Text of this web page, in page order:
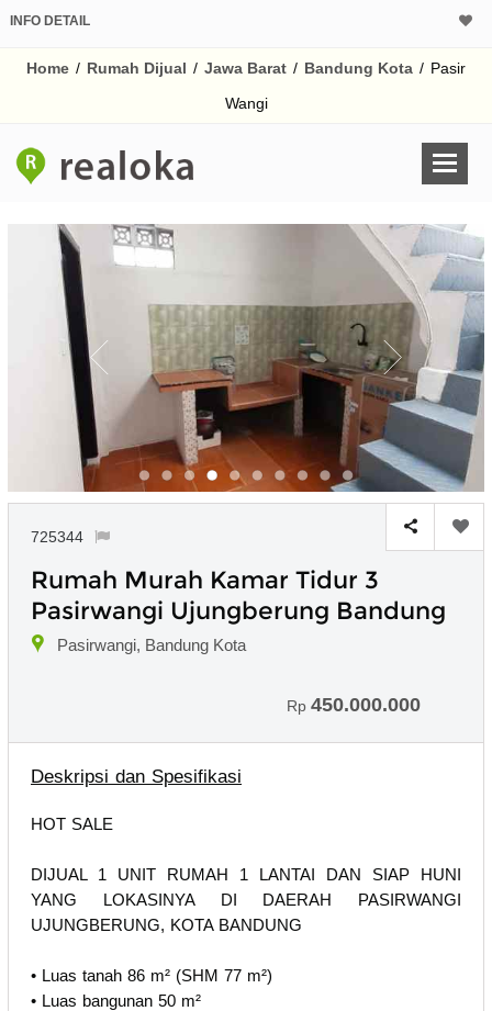
INFO DETAIL
Home / Rumah Dijual / Jawa Barat / Bandung Kota / Pasir
Wangi
725344
Rumah Murah Kamar Tidur 3
Pasirwangi Ujungberung Bandung
Pasirwangi, Bandung Kota
Rp 450.000.000
Deskripsi dan Spesifikasi
HOT SALE
DIJUAL 1 UNIT RUMAH 1 LANTAI DAN SIAP HUNI
YANG LOKASINYA DI DAERAH PASIRWANGI
UJUNGBERUNG, KOTA BANDUNG
• Luas tanah 86 m² (SHM 77 m²)
• Luas bangunan 50 m²
Harga Rp
% /th
Untuk hasil simulasi
pada kotak-
Simpan